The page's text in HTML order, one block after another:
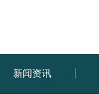
新闻资讯